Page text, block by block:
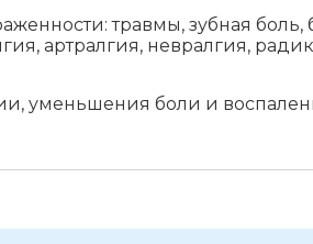
травмы, зубная
артралгия, невралгия,
уменьшения боли и